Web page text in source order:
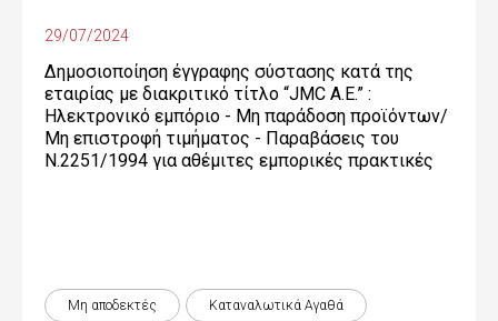
29/07/2024
Δημοσιοποίηση έγγραφης σύστασης κατά της
εταιρίας με διακριτικό τίτλο “JMC Α.Ε.” :
Ηλεκτρονικό εμπόριο - Μη παράδοση προϊόντων/
Μη επιστροφή τιμήματος - Παραβάσεις του
Ν.2251/1994 για αθέμιτες εμπορικές πρακτικές
Μη αποδεκτές Καταναλωτικά Αγαθά